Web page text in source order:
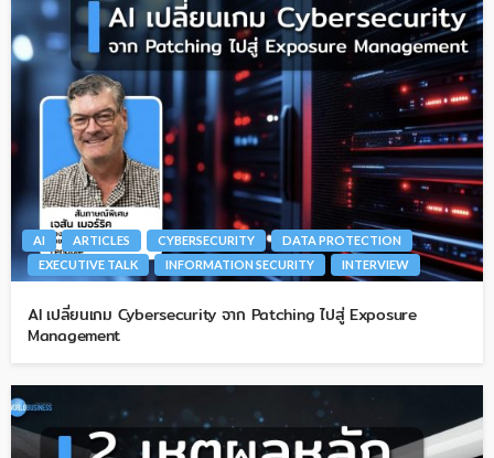
AI ARTICLES CYBERSECURITY
DATA PROTECTION
EXECUTIVE TALK
INFORMATION SECURITY INTERVIEW
AI เปลี่ยนเกม Cybersecurity จาก Patching ไปสู่ Exposure
Management